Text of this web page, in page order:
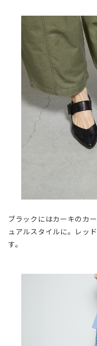
ブラックにはカーキのカ
ュアルスタイルに。レッ
す。